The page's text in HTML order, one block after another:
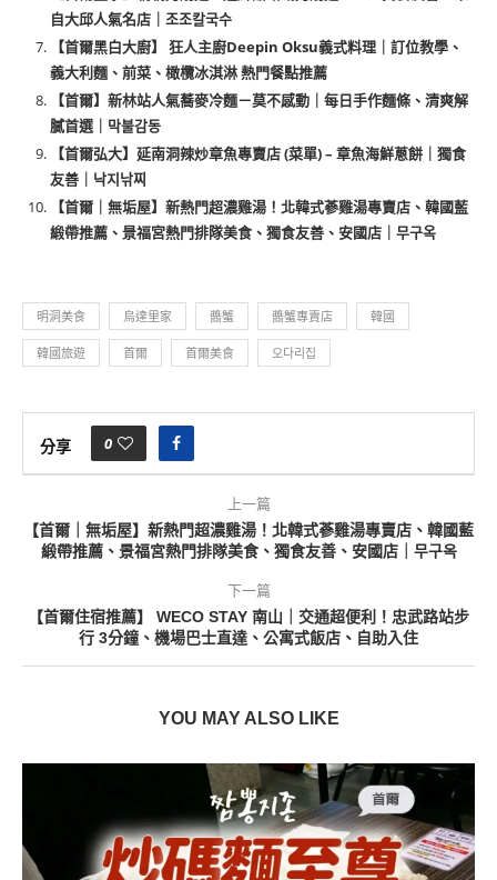
自大邱人氣名店｜조조칼국수
【首爾黑白大廚】 狂人主廚Deepin Oksu義式料理｜訂位教學、
義大利麵、前菜、橄欖冰淇淋 熱門餐點推薦
【首爾】新林站人氣蕎麥冷麵－莫不感動｜每日手作麵條、清爽解
膩首選｜막불감동
【首爾弘大】延南洞辣炒章魚專賣店 (菜單) – 章魚海鮮蔥餅｜獨食
友善｜낙지낚찌
【首爾｜無垢屋】新熱門超濃雞湯！北韓式蔘雞湯專賣店、韓國藍
緞帶推薦、景福宮熱門排隊美食、獨食友善、安國店｜무구옥
明洞美食 烏達里家 醬蟹 醬蟹專賣店 韓國
韓國旅遊 首爾 首爾美食 오다리집
分享 0
上一篇
【首爾｜無垢屋】新熱門超濃雞湯！北韓式蔘雞湯專賣店、韓國藍
緞帶推薦、景福宮熱門排隊美食、獨食友善、安國店｜무구옥
下一篇
【首爾住宿推薦】 WECO STAY 南山｜交通超便利！忠武路站步
行 3分鐘、機場巴士直達、公寓式飯店、自助入住
YOU MAY ALSO LIKE